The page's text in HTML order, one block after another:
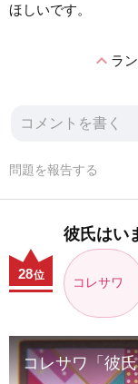
ほしいです。
expand_lessラ
問題を報告する
彼氏はい
コレサワ
28位
コレサワ「彼